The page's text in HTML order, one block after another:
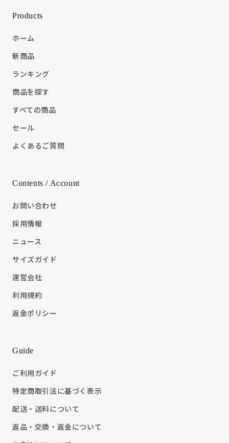
Products
ホーム
新商品
ランキング
商品を探す
すべての商品
セール
よくあるご質問
Contents / Account
お問い合わせ
採用情報
ニュース
サイズガイド
運営会社
利用規約
返金ポリシー
Guide
ご利用ガイド
特定商取引法に基づく表示
配送・送料について
返品・交換・返金について